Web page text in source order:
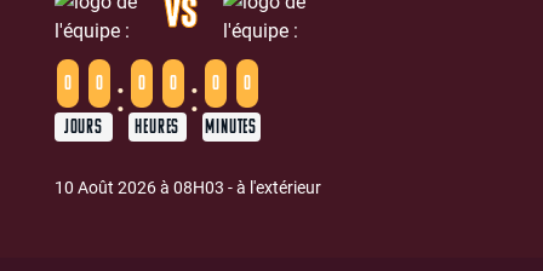
0 0
JOURS
: 0 0
HEURES
: 0 0
MINUTES
VS
10 Août 2026 à 08H03 - à l'extérieur